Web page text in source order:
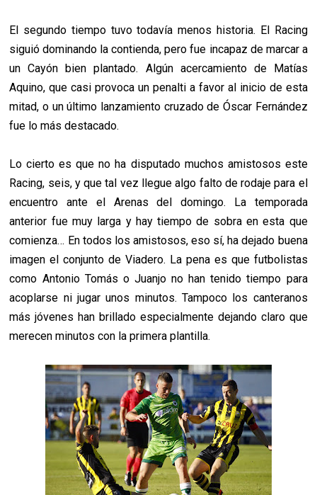
El segundo tiempo tuvo todavía menos historia. El Racing
siguió dominando la contienda, pero fue incapaz de marcar a
un Cayón bien plantado. Algún acercamiento de Matías
Aquino, que casi provoca un penalti a favor al inicio de esta
mitad, o un último lanzamiento cruzado de Óscar Fernández
fue lo más destacado.
Lo cierto es que no ha disputado muchos amistosos este
Racing, seis, y que tal vez llegue algo falto de rodaje para el
encuentro ante el Arenas del domingo. La temporada
anterior fue muy larga y hay tiempo de sobra en esta que
comienza… En todos los amistosos, eso sí, ha dejado buena
imagen el conjunto de Viadero. La pena es que futbolistas
como Antonio Tomás o Juanjo no han tenido tiempo para
acoplarse ni jugar unos minutos. Tampoco los canteranos
más jóvenes han brillado especialmente dejando claro que
merecen minutos con la primera plantilla.